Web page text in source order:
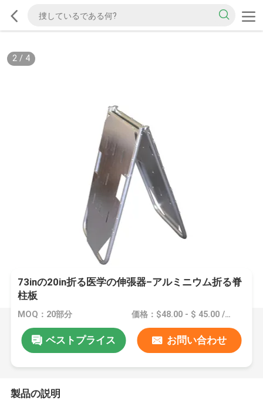
2/ 4
73inの20in折る医学の伸張器–アルミニウム折る脊
柱板
MOQ：20部分 価格：$48.00 - $ 45.00 /Pieces 20-49 Pieces
ベストプライス お問い合わせ
製品の説明